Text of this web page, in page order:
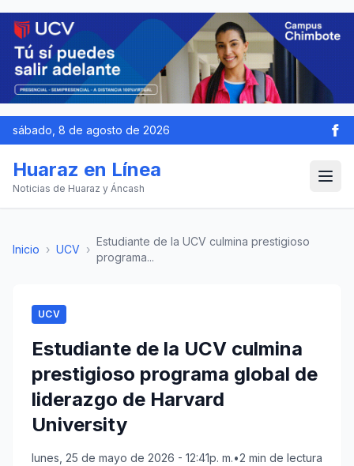
sábado, 8 de agosto de 2026
Huaraz en Línea
Noticias de Huaraz y Áncash
Inicio › UCV ›
Estudiante de la UCV culmina prestigioso
programa...
UCV
Estudiante de la UCV culmina
prestigioso programa global de
liderazgo de Harvard
University
lunes, 25 de mayo de 2026 - 12:41p. m.•2 min de lectura